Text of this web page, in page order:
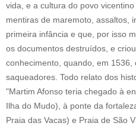
vida, e a cultura do povo
mentiras de maremoto, assaltos,
primeira infância e que, por isso
os documentos destruídos, e
conhecimento, quando, em
saqueadores. Todo relato dos
"Martim Afonso teria chegado à
Ilha do Mudo), à ponte da
Praia das Vacas) e Praia de São